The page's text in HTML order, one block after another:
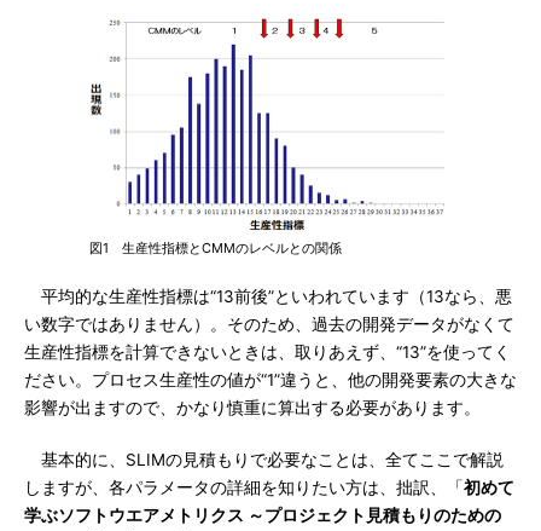
図1 生産性指標とCMMのレベルとの関係
平均的な生産性指標は“13前後”といわれています（13なら、悪
い数字ではありません）。そのため、過去の開発データがなくて
生産性指標を計算できないときは、取りあえず、“13”を使ってく
ださい。プロセス生産性の値が“1”違うと、他の開発要素の大きな
影響が出ますので、かなり慎重に算出する必要があります。
基本的に、SLIMの見積もりで必要なことは、全てここで解説
しますが、各パラメータの詳細を知りたい方は、拙訳、「初めて
学ぶソフトウエアメトリクス ～プロジェクト見積もりのための